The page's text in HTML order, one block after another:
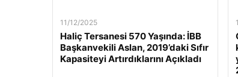
11/12/2025
Haliç Tersanesi 570 Yaşında: İBB
Başkanvekili Aslan, 2019’daki Sıfır
Kapasiteyi Artırdıklarını Açıkladı